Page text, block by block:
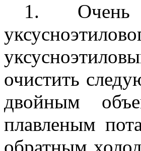
1. Очень
очистить
двойным
плавленым